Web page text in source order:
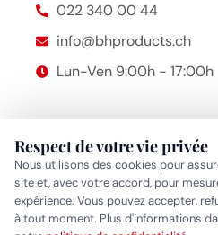
022 340 00 44
info@bhproducts.ch
Lun-Ven 9:00h - 17:00h
2014 – 2026 © Bhproducts
Respect de votre vie privée
Nous utilisons des cookies pour
site et, avec votre accord, pour
expérience. Vous pouvez accepter,
à tout moment. Plus d'informations
Politique de confidentialité •
Beauty Hair Products
Réponse généralement sous quelques